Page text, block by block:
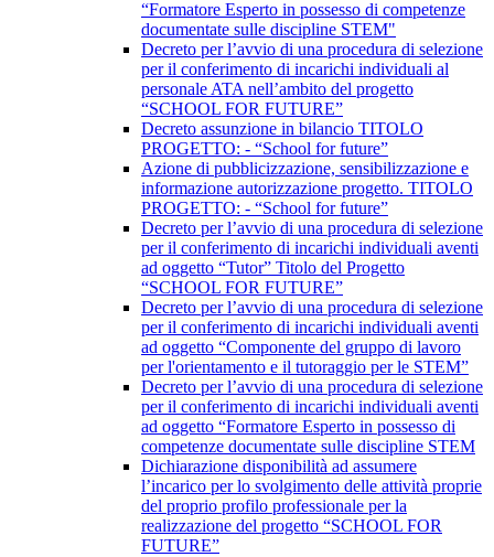
“Formatore Esperto in possesso di competenze
documentate sulle discipline STEM"
Decreto per l’avvio di una procedura di selezione
per il conferimento di incarichi individuali al
personale ATA nell’ambito del progetto
“SCHOOL FOR FUTURE”
Decreto assunzione in bilancio TITOLO
PROGETTO: - “School for future”
Azione di pubblicizzazione, sensibilizzazione e
informazione autorizzazione progetto. TITOLO
PROGETTO: - “School for future”
Decreto per l’avvio di una procedura di selezione
per il conferimento di incarichi individuali aventi
ad oggetto “Tutor” Titolo del Progetto
“SCHOOL FOR FUTURE”
Decreto per l’avvio di una procedura di selezione
per il conferimento di incarichi individuali aventi
ad oggetto “Componente del gruppo di lavoro
per l'orientamento e il tutoraggio per le STEM”
Decreto per l’avvio di una procedura di selezione
per il conferimento di incarichi individuali aventi
ad oggetto “Formatore Esperto in possesso di
competenze documentate sulle discipline STEM
Dichiarazione disponibilità ad assumere
l’incarico per lo svolgimento delle attività proprie
del proprio profilo professionale per la
realizzazione del progetto “SCHOOL FOR
FUTURE”